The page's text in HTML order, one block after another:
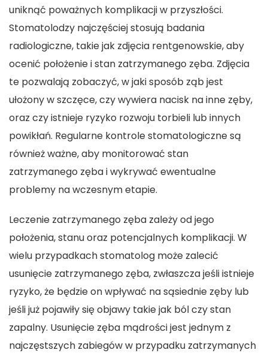
uniknąć poważnych komplikacji w przyszłości.
Stomatolodzy najczęściej stosują badania
radiologiczne, takie jak zdjęcia rentgenowskie, aby
ocenić położenie i stan zatrzymanego zęba. Zdjęcia
te pozwalają zobaczyć, w jaki sposób ząb jest
ułożony w szczęce, czy wywiera nacisk na inne zęby,
oraz czy istnieje ryzyko rozwoju torbieli lub innych
powikłań. Regularne kontrole stomatologiczne są
również ważne, aby monitorować stan
zatrzymanego zęba i wykrywać ewentualne
problemy na wczesnym etapie.
Leczenie zatrzymanego zęba zależy od jego
położenia, stanu oraz potencjalnych komplikacji. W
wielu przypadkach stomatolog może zalecić
usunięcie zatrzymanego zęba, zwłaszcza jeśli istnieje
ryzyko, że będzie on wpływać na sąsiednie zęby lub
jeśli już pojawiły się objawy takie jak ból czy stan
zapalny. Usunięcie zęba mądrości jest jednym z
najczęstszych zabiegów w przypadku zatrzymanych